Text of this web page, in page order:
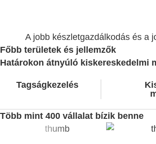
A jobb készletgazdálkodás és a
Főbb területek és jellemzők
Határokon átnyúló kiskereskedelmi
Tagságkezelés
Több mint 400 vállalat bízik benne